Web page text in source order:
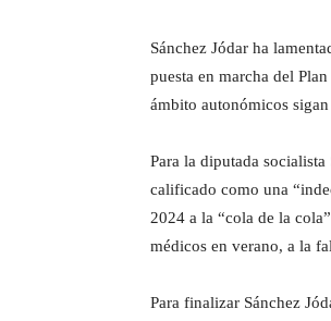
Sánchez Jódar ha
puesta en marcha del
ámbito autonómicos
Para la diputada
calificado como una
2024 a la “cola de la
médicos en verano, a la
Para finalizar Sánchez